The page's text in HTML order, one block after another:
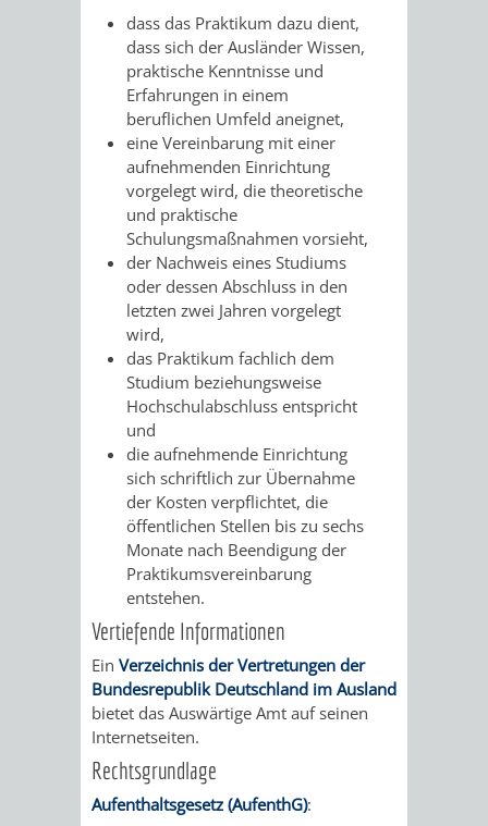
dass das Praktikum dazu dient,
dass sich der Ausländer Wissen,
praktische Kenntnisse und
Erfahrungen in einem
beruflichen Umfeld aneignet,
eine Vereinbarung mit einer
aufnehmenden Einrichtung
vorgelegt wird, die theoretische
und praktische
Schulungsmaßnahmen vorsieht,
der Nachweis eines Studiums
oder dessen Abschluss in den
letzten zwei Jahren vorgelegt
wird,
das Praktikum fachlich dem
Studium beziehungsweise
Hochschulabschluss entspricht
und
die aufnehmende Einrichtung
sich schriftlich zur Übernahme
der Kosten verpflichtet, die
öffentlichen Stellen bis zu sechs
Monate nach Beendigung der
Praktikumsvereinbarung
entstehen.
Vertiefende Informationen
Ein Verzeichnis der Vertretungen der
Bundesrepublik Deutschland im Ausland
bietet das Auswärtige Amt auf seinen
Internetseiten.
Rechtsgrundlage
Aufenthaltsgesetz (AufenthG):